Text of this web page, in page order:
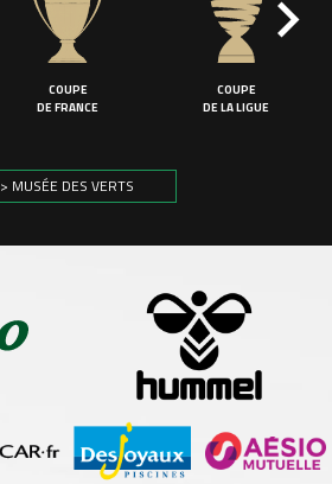
COUPE
DE FRANCE
COUPE
DE LA LIGUE
> MUSÉE DES VERTS